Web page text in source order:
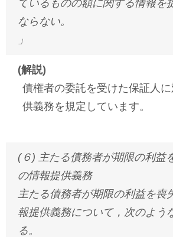
ているものの額に関する情報を
ならない。
」
(解説)
債権者の委託を受けた保証人
供義務を規定しています。
(６) 主たる債務者が期限の利益
の情報提供義務
主たる債務者が期限の利益を喪
報提供義務について，次のよう
る。